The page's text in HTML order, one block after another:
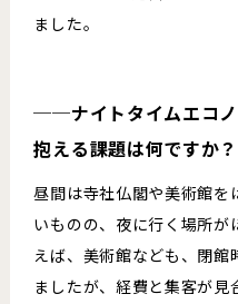
ました。
──ナイトタイムエコノ
抱える課題は何ですか？
昼間は寺社仏閣や美術館を
いものの、夜に行く場所が
えば、美術館なども、閉館
ましたが、経費と集客が見